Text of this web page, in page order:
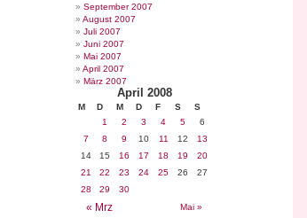
September 2007
August 2007
Juli 2007
Juni 2007
Mai 2007
April 2007
März 2007
April 2008
M D M D F S S
« Mrz Mai »
1 2 3 4 5
6
7
8 9 10 11 12
13
14
15 16 17 18 19
20
21
22 23 24 25 26
27
28
29 30